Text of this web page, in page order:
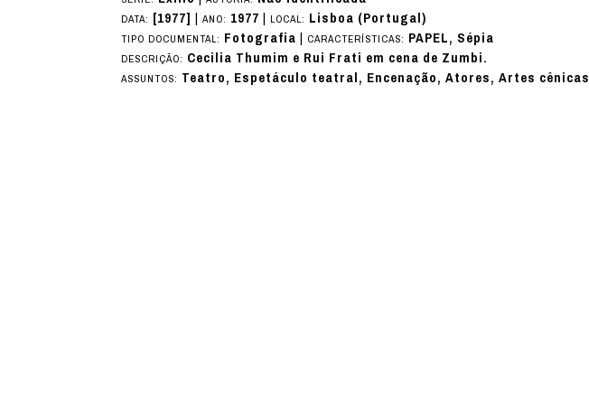
DATA: [1977] |ANO: 1977|LOCAL: Lisboa (Portugal)
TIPO DOCUMENTAL: Fotografia| CARACTERÍSTICAS: PAPEL, Sépia
DESCRIÇÃO: Cecilia Thumim e Rui Frati em cena de Zumbi.
ASSUNTOS: Teatro, Espetáculo teatral, Encenação, Atores, Artes cênicas